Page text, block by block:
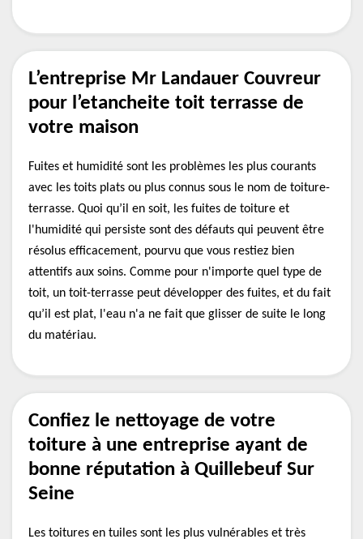
L’entreprise Mr Landauer Couvreur
pour l’etancheite toit terrasse de
votre maison
Fuites et humidité sont les problèmes les plus courants
avec les toits plats ou plus connus sous le nom de toiture-
terrasse. Quoi qu’il en soit, les fuites de toiture et
l'humidité qui persiste sont des défauts qui peuvent être
résolus efficacement, pourvu que vous restiez bien
attentifs aux soins. Comme pour n'importe quel type de
toit, un toit-terrasse peut développer des fuites, et du fait
qu’il est plat, l'eau n'a ne fait que glisser de suite le long
du matériau.
Confiez le nettoyage de votre
toiture à une entreprise ayant de
bonne réputation à Quillebeuf Sur
Seine
Les toitures en tuiles sont les plus vulnérables et très